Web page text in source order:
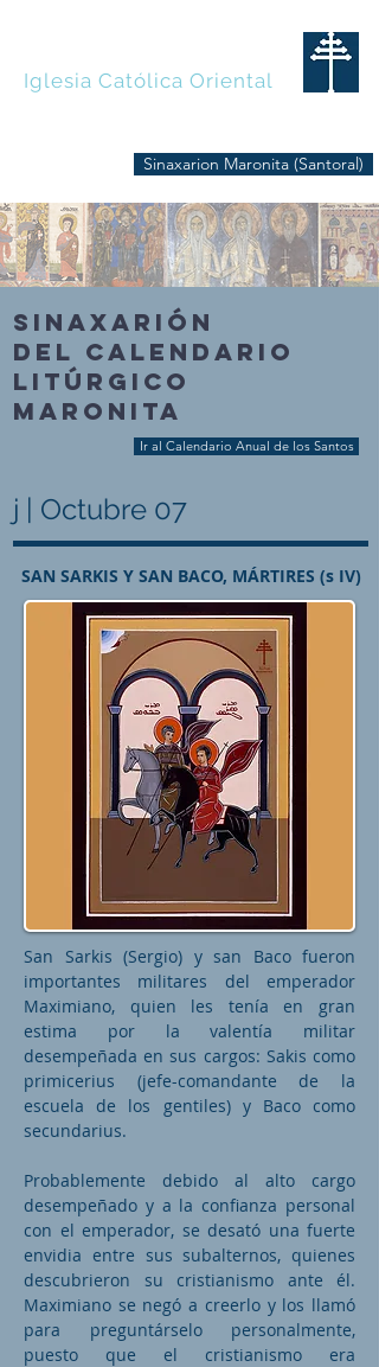
Iglesia Católica Oriental
Sinaxarion Maronita (Santoral)
SINAXARIÓN
DEL CALENDARIO
LITÚRGICO
MARONITA
Ir al Calendario Anual de los Santos
j | Octubre 07
SAN SARKIS Y SAN BACO, MÁRTIRES (s IV)
San Sarkis (Sergio) y san Baco fueron
importantes militares del emperador
Maximiano, quien les tenía en gran
estima por la valentía militar
desempeñada en sus cargos: Sakis como
primicerius (jefe-comandante de la
escuela de los gentiles) y Baco como
secundarius.
Probablemente debido al alto cargo
desempeñado y a la confianza personal
con el emperador, se desató una fuerte
envidia entre sus subalternos, quienes
descubrieron su cristianismo ante él.
Maximiano se negó a creerlo y los llamó
para preguntárselo personalmente,
puesto que el cristianismo era